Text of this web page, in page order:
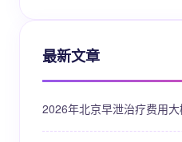
最新文章
2026年北京早泄治疗费用